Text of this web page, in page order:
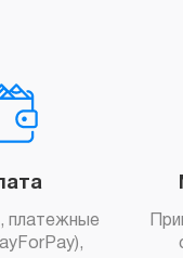
платежные